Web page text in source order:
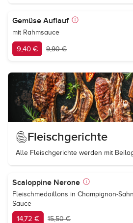
Gemüse Auflauf
mit Rahmsauce
9,40 € 9,90 €
Fleischgerichte
Alle Fleischgerichte werden mit
Scaloppine Nerone
Fleischmedaillons in Champignon-
Sauce
14,72 € 15,50 €